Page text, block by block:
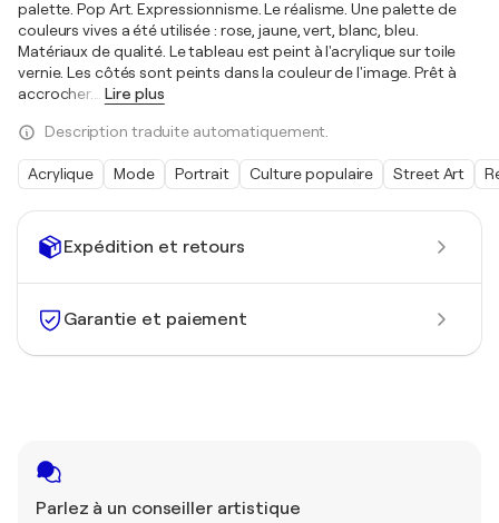
Expédition et retours
Garantie et paiement
Parlez à un conseiller artistique
palette. Pop Art. Expressionnisme. Le réalisme. Une palette de
couleurs vives a été utilisée : rose, jaune, vert, blanc, bleu.
Matériaux de qualité. Le tableau est peint à l'acrylique sur toile
vernie. Les côtés sont peints dans la couleur de l'image. Prêt à
accrocher.… Lire plus
Description traduite automatiquement.
Acrylique Mode Portrait Culture populaire Street Art